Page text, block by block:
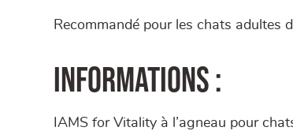
Recommandé pour les chats adultes
Informations :
IAMS for Vitality à l’agneau pour